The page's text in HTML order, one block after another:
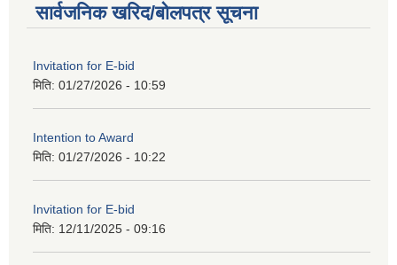
सार्वजनिक खरिद/बोलपत्र सूचना
Invitation for E-bid
मिति: 01/27/2026 - 10:59
Intention to Award
मिति: 01/27/2026 - 10:22
Invitation for E-bid
मिति: 12/11/2025 - 09:16